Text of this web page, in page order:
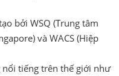
bởi WSQ (Trung tâm
và WACS (Hiệp
tiếng trên thế giới như